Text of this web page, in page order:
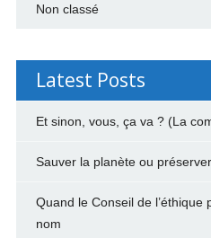
Non classé
Latest Posts
Et sinon, vous, ça va ? (La
Sauver la planète ou
Quand le Conseil de l’éthique
nom